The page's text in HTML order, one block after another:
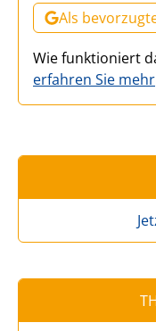
Als
Wie funktioniert
erfahren Sie mehr